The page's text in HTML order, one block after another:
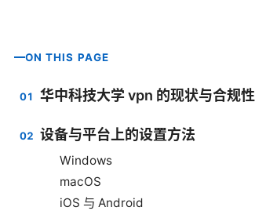
ON THIS PAGE
华中科技大学 vpn 的现状与合规性
设备与平台上的设置方法
Windows
macOS
iOS 与 Android